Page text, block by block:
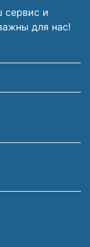
сервис и
для нас!